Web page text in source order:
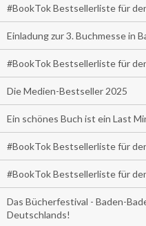
#BookTok Bestsellerliste für
Einladung zur 3. Buchmesse in
#BookTok Bestsellerliste für
Die Medien-Bestseller 2025
Ein schönes Buch ist ein Last
#BookTok Bestsellerliste für
#BookTok Bestsellerliste für
Das Bücherfestival - Baden-
Deutschlands!